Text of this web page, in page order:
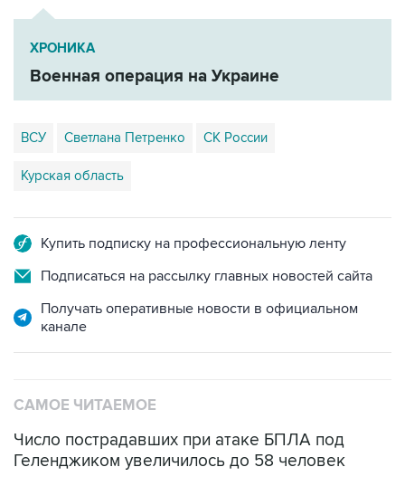
ХРОНИКА
Военная операция на Украине
ВСУ Светлана Петренко СК России
Курская область
Купить подписку на профессиональную ленту
Подписаться на рассылку главных новостей сайта
Получать оперативные новости в официальном
канале
САМОЕ ЧИТАЕМОЕ
Число пострадавших при атаке БПЛА под
Геленджиком увеличилось до 58 человек